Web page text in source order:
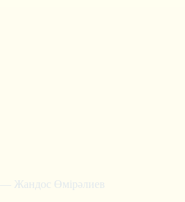
— Жандос Өмірәлиев